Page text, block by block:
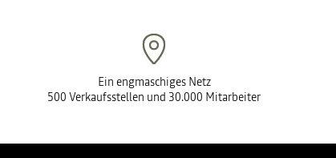
Ein engmaschiges Netz
500 Verkaufsstellen und 30.000 Mitarbeiter